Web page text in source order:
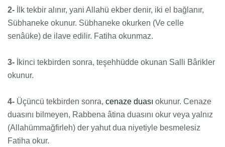
2- İlk tekbir alınır, yani Allahü ekber denir, iki el bağlanır,
Sübhaneke okunur. Sübhaneke okurken (Ve celle
senâüke) de ilave edilir. Fatiha okunmaz.
3- İkinci tekbirden sonra, teşehhüdde okunan Salli Bârikler
okunur.
4- Üçüncü tekbirden sonra, cenaze duası okunur. Cenaze
duasını bilmeyen, Rabbena âtina duasını okur veya yalnız
(Allahümmağfirleh) der yahut dua niyetiyle besmelesiz
Fatiha okur.